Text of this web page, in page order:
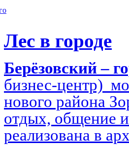
Лес в городе
Берёзовский –
бизнес-центр)
нового района
отдых, общение
реализована в